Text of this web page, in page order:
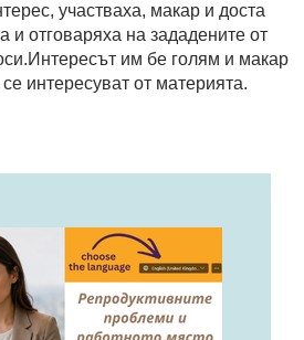
участваха, макар и доста
и отговаряха на зададените от
им бе голям и макар
интересуват от материята.